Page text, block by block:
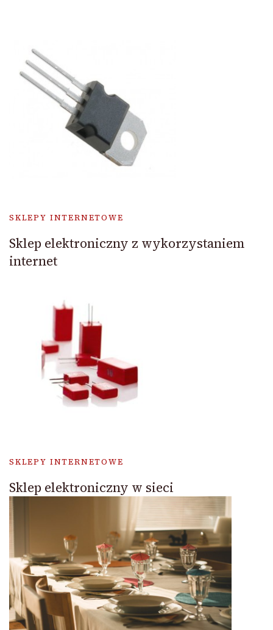
SKLEPY INTERNETOWE
Sklep elektroniczny z wykorzystaniem
internet
SKLEPY INTERNETOWE
Sklep elektroniczny w sieci